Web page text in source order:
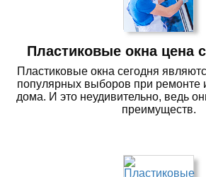
Пластиковые окна цена
Пластиковые окна сегодня
популярных выборов при ремонте
дома. И это неудивительно, ведь
преимуществ.